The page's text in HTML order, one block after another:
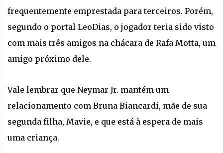
frequentemente emprestada para terceiros. Porém,
segundo o portal LeoDias, o jogador teria sido visto
com mais três amigos na chácara de Rafa Motta, um
amigo próximo dele.
Vale lembrar que Neymar Jr. mantém um
relacionamento com Bruna Biancardi, mãe de sua
segunda filha, Mavie, e que está à espera de mais
uma criança.